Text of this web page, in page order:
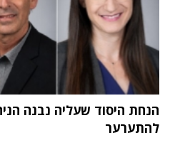
הנחת היסוד שעליה נבנה
להתערער